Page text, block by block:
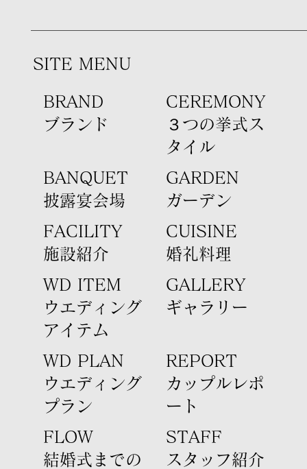
BRAND
​ブランド
​CEREMONY
３つの挙式ス
タイル
GALLERY
ギャラリー
​BANQUET
​披露宴会場
CUISINE
​ガーデン
​スタッフ紹介
STAFF
REPORT
カップルレポ
ート
​ウエディング
プラン
WD PLAN
SITE MENU
​施設紹介 ​婚礼料理
結婚式までの
ウエディング
アイテム​
WD ITEM
GARDEN
FACILITY
FLOW